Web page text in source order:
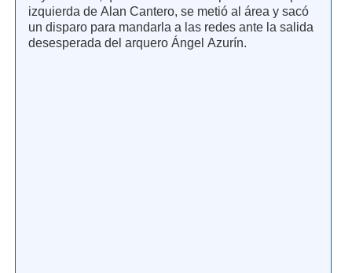
izquierda de Alan Cantero, se metió al área y sacó
un disparo para mandarla a las redes ante la salida
desesperada del arquero Ángel Azurín.